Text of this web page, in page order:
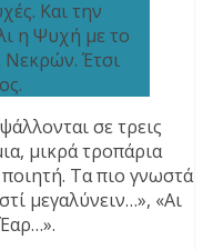
Και την
η Ψυχή με το
Νεκρών. Έτσι
σε τρεις
μικρά τροπάρια
Τα πιο γνωστά
μεγαλύνειν…», «Αι